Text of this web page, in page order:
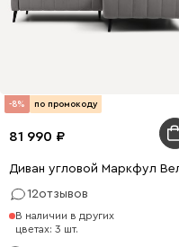
-8% по промокоду
81 990
Диван угловой Маркфул
12отзывов
В наличии в других
цветах: 3 шт.